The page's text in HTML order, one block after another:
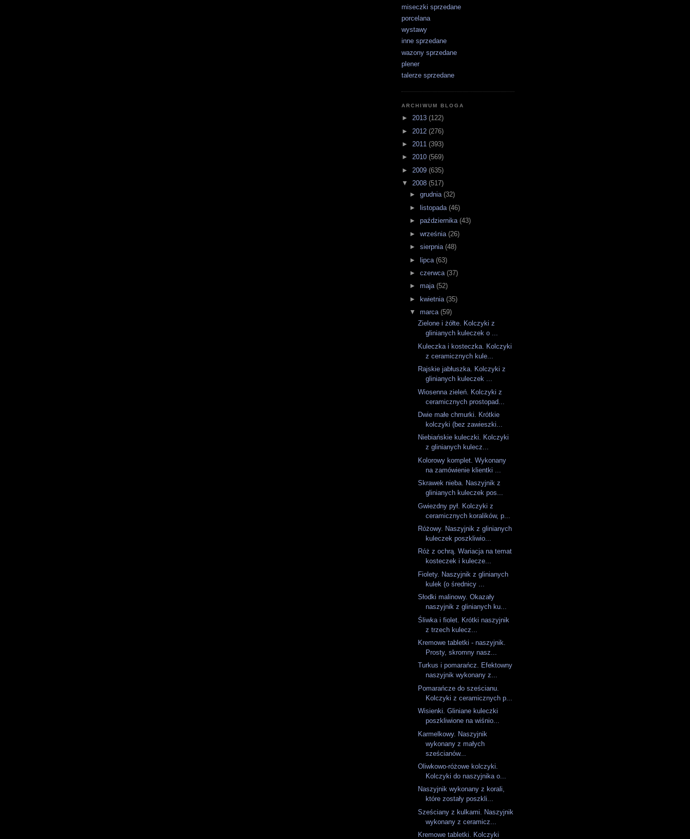
miseczki sprzedane
porcelana
wystawy
inne sprzedane
wazony sprzedane
plener
talerze sprzedane
ARCHIWUM BLOGA
► 2013 (122)
► 2012 (276)
► 2011 (393)
► 2010 (569)
► 2009 (635)
▼ 2008 (517)
►grudnia(32)
►
listopada(46)
►października(43)
►września(26)
►sierpnia(48)
►lipca(63)
►czerwca(37)
►maja(52)
►kwietnia(35)
▼marca(59)
Zielone i żółte. Kolczyki z
glinianych kuleczek o ...
Kuleczka i kosteczka. Kolczyki
z ceramicznych kule...
Rajskie jabłuszka. Kolczyki z
glinianych kuleczek ...
Wiosenna zieleń. Kolczyki z
ceramicznych prostopad...
Dwie małe chmurki. Krótkie
kolczyki (bez zawieszki...
Niebiańskie kuleczki. Kolczyki
z glinianych kulecz...
Kolorowy komplet. Wykonany
na zamówienie klientki ...
Skrawek nieba. Naszyjnik z
glinianych kuleczek pos...
Gwiezdny pył. Kolczyki z
ceramicznych koralików, p...
Różowy. Naszyjnik z glinianych
kuleczek poszkliwio...
Róż z ochrą. Wariacja na temat
kosteczek i kulecze...
Fiolety. Naszyjnik z glinianych
kulek (o średnicy ...
Słodki malinowy. Okazały
naszyjnik z glinianych ku...
Śliwka i fiolet. Krótki naszyjnik
z trzech kulecz...
Kremowe tabletki - naszyjnik.
Prosty, skromny nasz...
Turkus i pomarańcz. Efektowny
naszyjnik wykonany z...
Pomarańcze do sześcianu.
Kolczyki z ceramicznych p...
Wisienki. Gliniane kuleczki
poszkliwione na wiśnio...
Karmelkowy. Naszyjnik
wykonany z małych
sześcianów...
Oliwkowo-różowe kolczyki.
Kolczyki do naszyjnika o...
Naszyjnik wykonany z korali,
które zostały poszkli...
Sześciany z kulkami. Naszyjnik
wykonany z ceramicz...
Kremowe tabletki. Kolczyki